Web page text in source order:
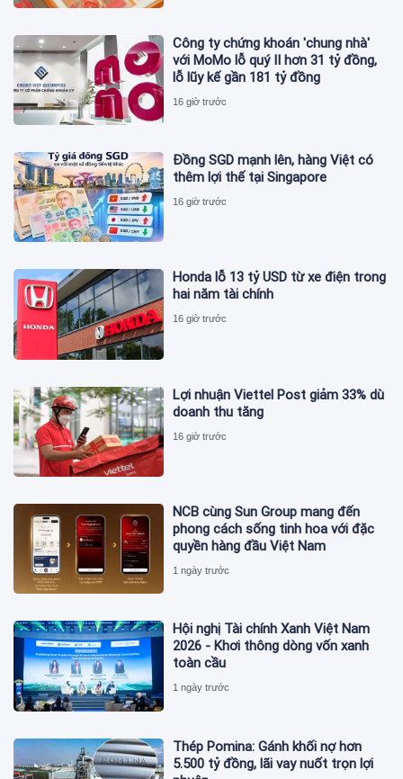
Công ty chứng khoán 'chung nhà'
với MoMo lỗ quý II hơn 31 tỷ đồng,
lỗ lũy kế gần 181 tỷ đồng
16 giờ trước
Đồng SGD mạnh lên, hàng Việt có
thêm lợi thế tại Singapore
16 giờ trước
Honda lỗ 13 tỷ USD từ xe điện trong
hai năm tài chính
16 giờ trước
Lợi nhuận Viettel Post giảm 33% dù
doanh thu tăng
16 giờ trước
NCB cùng Sun Group mang đến
phong cách sống tinh hoa với đặc
quyền hàng đầu Việt Nam
1 ngày trước
Hội nghị Tài chính Xanh Việt Nam
2026 - Khơi thông dòng vốn xanh
toàn cầu
1 ngày trước
Thép Pomina: Gánh khối nợ hơn
5.500 tỷ đồng, lãi vay nuốt trọn lợi